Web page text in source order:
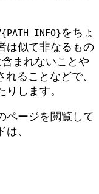
をちょ
は似て非なるもの
まれないことや
ることなどで、
します。
ページを閲覧して
、